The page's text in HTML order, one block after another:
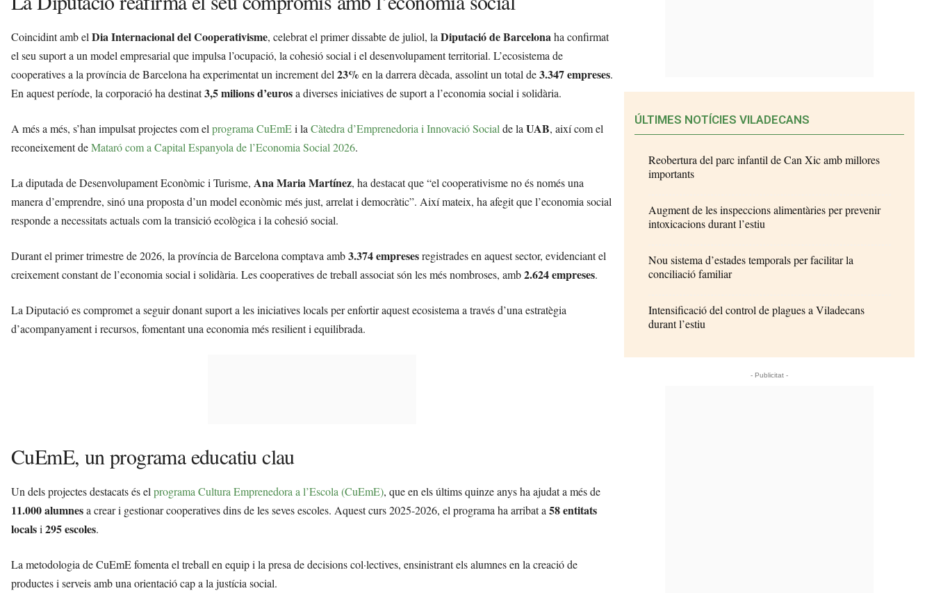
Coincidint amb elDia Internacional del Cooperativisme, celebrat el primer dissabte de juliol, laDiputació de Barcelonaha confirmat
el seu suport a un model empresarial que impulsa l’ocupació, la cohesió social i el desenvolupament territorial. L’ecosistema de
cooperatives a la província de Barcelona ha experimentat un increment del23% en la darrera dècada, assolint un total de3.347 empreses.
En aquest període, la corporació ha destinat3,5 milions d’eurosa diverses iniciatives de suport a l’economia social i solidària.
A més a més, s’han impulsat projectes com elprograma CuEmEi laCàtedra d’Emprenedoria i Innovació Socialde laUAB, així com el
reconeixement deMataró com a Capital Espanyola de l’Economia Social 2026.
La diputada de Desenvolupament Econòmic i Turisme, Ana Maria Martínez, ha destacat que “el cooperativisme no és només una
manera d’emprendre, sinó una proposta d’un model econòmic més just, arrelat i democràtic”. Així mateix, ha afegit que l’economia social
responde a necessitats actuals com la transició ecològica i la cohesió social.
Durant el primer trimestre de 2026, la província de Barcelona comptava amb3.374 empresesregistrades en aquest sector, evidenciant el
creixement constant de l’economia social i solidària. Les cooperatives de treball associat són les més nombroses, amb2.624 empreses.
La Diputació es compromet a seguir donant suport a les iniciatives locals per enfortir aquest ecosistema a través d’una estratègia
d’acompanyament i recursos, fomentant una economia més resilient i equilibrada.
CuEmE, un programa educatiu clau
Un dels projectes destacats és elprograma Cultura Emprenedora a l’Escola (CuEmE), que en els últims quinze anys ha ajudat a més de
11.000 alumnesa crear i gestionar cooperatives dins de les seves escoles. Aquest curs 2025-2026, el programa ha arribat a58 entitats
localsi295 escoles.
La metodologia de CuEmE fomenta el treball en equip i la presa de decisions col·lectives, ensinistrant els alumnes en la creació de
productes i serveis amb una orientació cap a la justícia social.
ÚLTIMES NOTÍCIES VILADECANS
Reobertura del parc infantil de Can Xic amb millores
importants
Augment de les inspeccions alimentàries per prevenir
intoxicacions durant l’estiu
Nou sistema d’estades temporals per facilitar la
conciliació familiar
Intensificació del control de plagues a Viladecans
durant l’estiu
- Publicitat -